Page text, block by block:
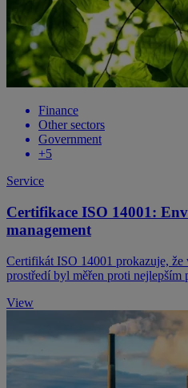
Finance
Other sectors
Government
+5
Service
Certifikace ISO 14001:
management
​Certifikát ISO 14001 prokazuje, že
prostředí byl měřen proti nejlepším
View